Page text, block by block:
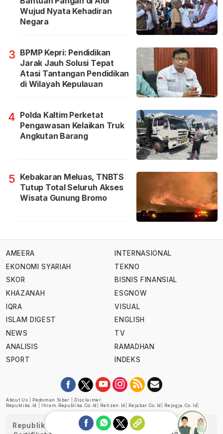
Wujud Nyata Kehadiran
Negara
3 BPMP Kepri: Pendidikan
Jarak Jauh Solusi Tepat
Atasi Tantangan Pendidikan
di Wilayah Kepulauan
4 Polda Kaltim Perketat
Pengawasan Kelaikan Truk
Angkutan Barang
5 Kebakaran Meluas, TNBTS
Tutup Total Seluruh Akses
Wisata Gunung Bromo
AMEERA
EKONOMI SYARIAH
SKOR
KHAZANAH
IQRA
ISLAM DIGEST
NEWS
ANALISIS
SPORT
INTERNASIONAL
TEKNO
BISNIS FINANSIAL
ESGNOW
VISUAL
ENGLISH
TV
RAMADHAN
INDEKS
About Us Pedoman Siber
Disclaimer
Republika.id
Ihram.republika.co.id Retizen.id Rejabar.co.id Rejogja.co.id
Republika telah diverifikasi oleh Dewan Pers